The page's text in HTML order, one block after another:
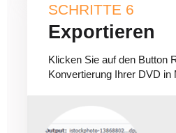
SCHRITTE 6
Exportieren
Klicken Sie auf den Button
Konvertierung Ihrer DVD in